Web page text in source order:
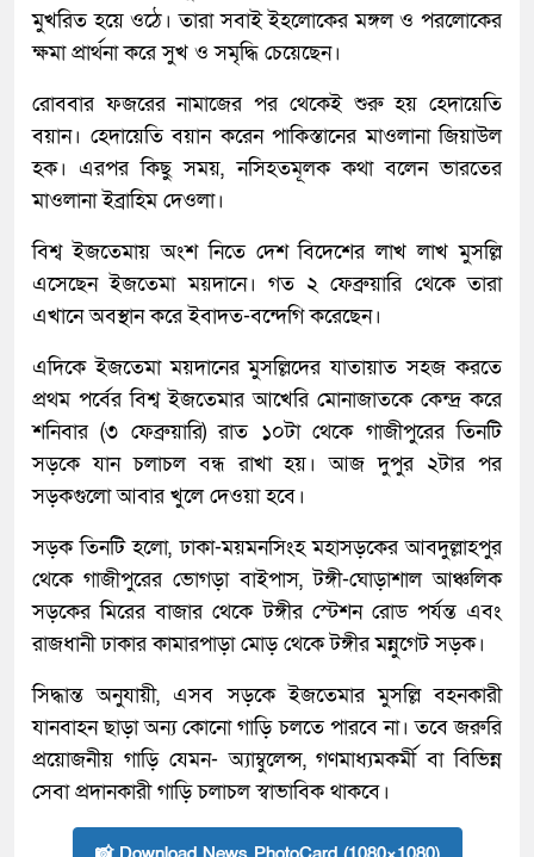
মুখরিত হয়ে ওঠে। তারা সবাই ইহলোকের মঙ্গল ও পরলোকের
ক্ষমা প্রার্থনা করে সুখ ও সমৃদ্ধি চেয়েছেন।
রোববার ফজরের নামাজের পর থেকেই শুরু হয় হেদায়েতি
বয়ান। হেদায়েতি বয়ান করেন পাকিস্তানের মাওলানা জিয়াউল
হক। এরপর কিছু সময়, নসিহতমূলক কথা বলেন ভারতের
মাওলানা ইব্রাহিম দেওলা।
বিশ্ব ইজতেমায় অংশ নিতে দেশ বিদেশের লাখ লাখ মুসল্লি
এসেছেন ইজতেমা ময়দানে। গত ২ ফেব্রুয়ারি থেকে তারা
এখানে অবস্থান করে ইবাদত-বন্দেগি করেছেন।
এদিকে ইজতেমা ময়দানের মুসল্লিদের যাতায়াত সহজ করতে
প্রথম পর্বের বিশ্ব ইজতেমার আখেরি মোনাজাতকে কেন্দ্র করে
শনিবার (৩ ফেব্রুয়ারি) রাত ১০টা থেকে গাজীপুরের তিনটি
সড়কে যান চলাচল বন্ধ রাখা হয়। আজ দুপুর ২টার পর
সড়কগুলো আবার খুলে দেওয়া হবে।
সড়ক তিনটি হলো, ঢাকা-ময়মনসিংহ মহাসড়কের আবদুল্লাহপুর
থেকে গাজীপুরের ভোগড়া বাইপাস, টঙ্গী-ঘোড়াশাল আঞ্চলিক
সড়কের মিরের বাজার থেকে টঙ্গীর স্টেশন রোড পর্যন্ত এবং
রাজধানী ঢাকার কামারপাড়া মোড় থেকে টঙ্গীর মন্নুগেট সড়ক।
সিদ্ধান্ত অনুযায়ী, এসব সড়কে ইজতেমার মুসল্লি বহনকারী
যানবাহন ছাড়া অন্য কোনো গাড়ি চলতে পারবে না। তবে জরুরি
প্রয়োজনীয় গাড়ি যেমন- অ্যাম্বুলেন্স, গণমাধ্যমকর্মী বা বিভিন্ন
সেবা প্রদানকারী গাড়ি চলাচল স্বাভাবিক থাকবে।